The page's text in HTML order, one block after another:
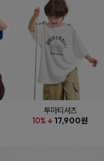
투마티셔츠
10% ↓ 17,900원